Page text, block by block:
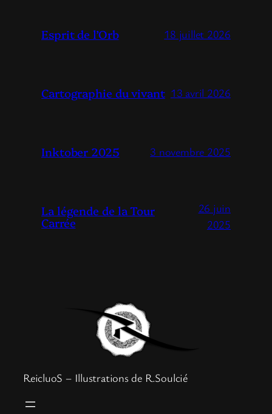
Esprit de l’Orb 18 juillet 2026
Cartographie du vivant 13 avril 2026
Inktober 2025 3 novembre 2025
La légende de la Tour
Carrée
26 juin
2025
ReicluoS – Illustrations de R.Soulcié